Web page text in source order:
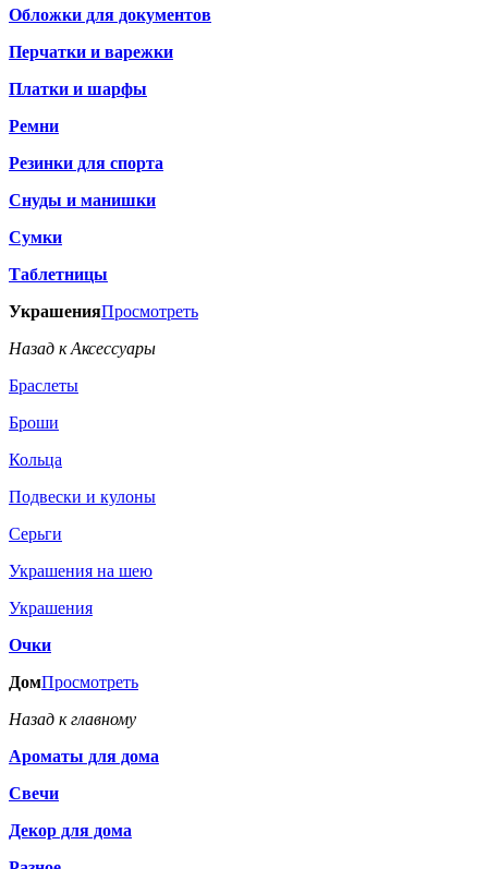
Обложки для документов
Перчатки и варежки
Платки и шарфы
Ремни
Резинки для спорта
Снуды и манишки
Сумки
Таблетницы
УкрашенияПросмотреть
Назад к Аксессуары
Браслеты
Броши
Кольца
Подвески и кулоны
Серьги
Украшения на шею
Украшения
Очки
ДомПросмотреть
Назад к главному
Ароматы для дома
Свечи
Декор для дома